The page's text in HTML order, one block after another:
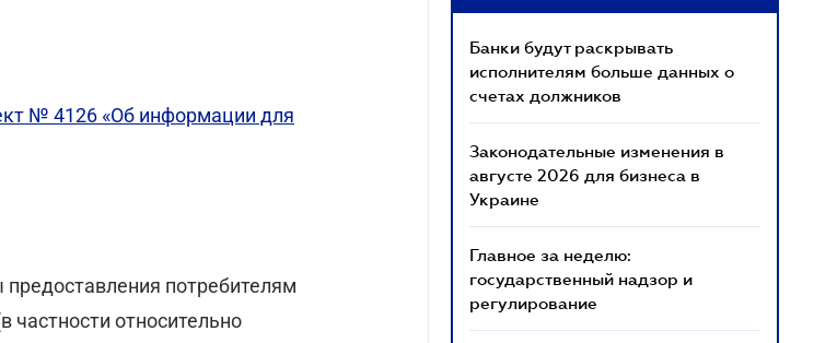
№ 4126 «Об информации для
потребителям
относительно
Банки будут раскрывать
исполнителям больше данных о
счетах должников
Законодательные изменения в
августе 2026 для бизнеса в
Украине
Главное за неделю:
государственный надзор и
регулирование